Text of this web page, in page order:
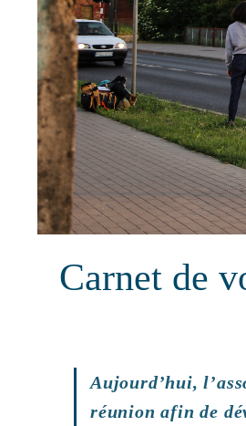
Carnet de
Aujourd’hui,
réunion afin de